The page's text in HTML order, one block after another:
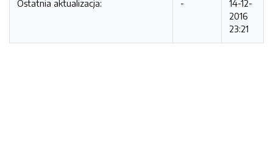
Ostatnia aktualizacja: -
14-12-
2016
23:21